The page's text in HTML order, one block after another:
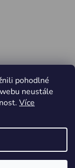
pohodlné
neustále
Více